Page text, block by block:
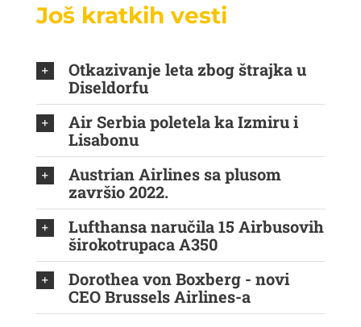
Još kratkih vesti
Otkazivanje leta zbog štrajka u
Diseldorfu
Air Serbia poletela ka Izmiru i
Lisabonu
Austrian Airlines sa plusom
završio 2022.
Lufthansa naručila 15 Airbusovih
širokotrupaca A350
Dorothea von Boxberg - novi
CEO Brussels Airlines-a